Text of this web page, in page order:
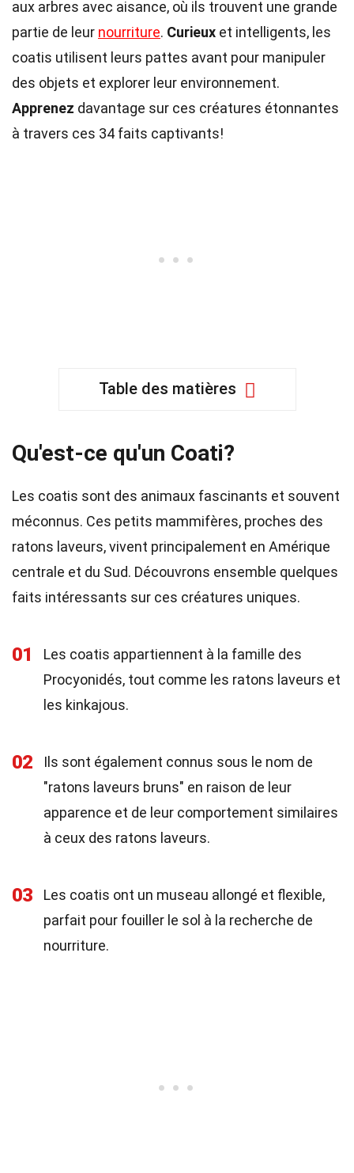
aux arbres avec aisance, où ils trouvent une grande
partie de leur nourriture. Curieux et intelligents, les
coatis utilisent leurs pattes avant pour manipuler
des objets et explorer leur environnement.
Apprenez davantage sur ces créatures étonnantes
à travers ces 34 faits captivants!
Table des matières
Qu'est-ce qu'un Coati?
Les coatis sont des animaux fascinants et souvent
méconnus. Ces petits mammifères, proches des
ratons laveurs, vivent principalement en Amérique
centrale et du Sud. Découvrons ensemble quelques
faits intéressants sur ces créatures uniques.
01
Les coatis appartiennent à la famille des
Procyonidés, tout comme les ratons laveurs et
les kinkajous.
02
Ils sont également connus sous le nom de
"ratons laveurs bruns" en raison de leur
apparence et de leur comportement similaires
à ceux des ratons laveurs.
03
Les coatis ont un museau allongé et flexible,
parfait pour fouiller le sol à la recherche de
nourriture.